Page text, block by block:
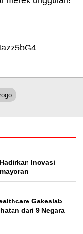
Inovasi
Gakeslab
dari 9 Negara